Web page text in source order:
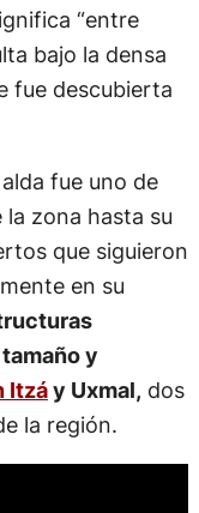
“entre
bajo la densa
fue descubierta
fue uno de
zona hasta su
que siguieron
en su
y
Itzáy Uxmal, dos
la región.